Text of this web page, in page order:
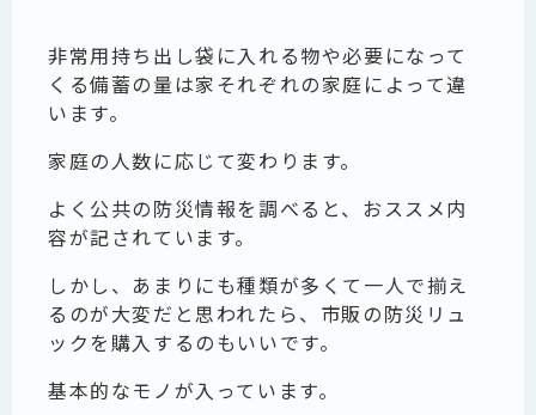
非常用持ち出し袋に入れる物や必要になって
くる備蓄の量は家それぞれの家庭によって違
います。
家庭の人数に応じて変わります。
よく公共の防災情報を調べると、おススメ内
容が記されています。
しかし、あまりにも種類が多くて一人で揃え
るのが大変だと思われたら、市販の防災リュ
ックを購入するのもいいです。
基本的なモノが入っています。